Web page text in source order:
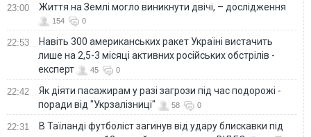
23:00 Життя на Землі могло виникнути двічі, – дослідження
154 0
22:53
Навіть 300 американських ракет Україні вистачить
лише на 2,5-3 місяці активних російських обстрілів -
експерт
45 0
22:42
Як діяти пасажирам у разі загрози під час подорожі -
поради від "Укрзалізниці"
58 0
22:31
В Таїланді футболіст загинув від удару блискавки під